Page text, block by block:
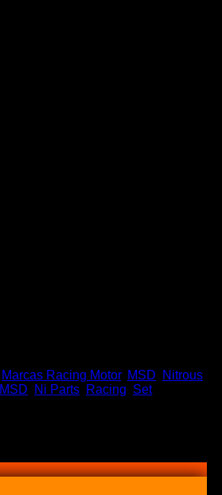
Marcas Racing Motor, MSD
Nitrous
MSD Ni Parts Racing Set,